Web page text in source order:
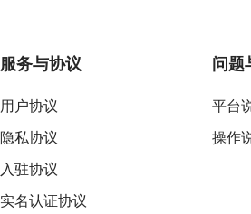
服务与协议
用户协议
隐私协议
入驻协议
实名认证协议
问题
平台
操作